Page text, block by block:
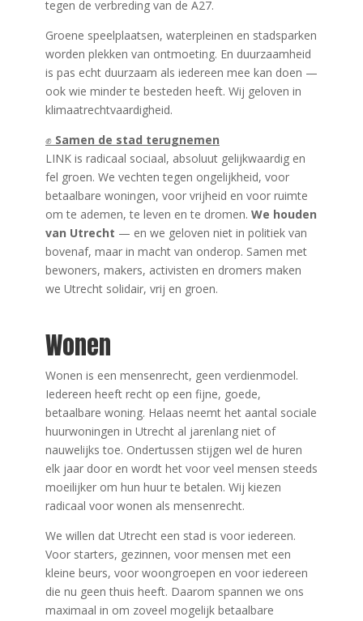
tegen de verbreding van de A27.
Groene speelplaatsen, waterpleinen en stadsparken
worden plekken van ontmoeting. En duurzaamheid
is pas echt duurzaam als iedereen mee kan doen —
ook wie minder te besteden heeft. Wij geloven in
klimaatrechtvaardigheid.
✊ Samen de stad terugnemen
LINK is radicaal sociaal, absoluut gelijkwaardig en
fel groen. We vechten tegen ongelijkheid, voor
betaalbare woningen, voor vrijheid en voor ruimte
om te ademen, te leven en te dromen. We houden
van Utrecht — en we geloven niet in politiek van
bovenaf, maar in macht van onderop. Samen met
bewoners, makers, activisten en dromers maken
we Utrecht solidair, vrij en groen.
Wonen
Wonen is een mensenrecht, geen verdienmodel.
Iedereen heeft recht op een fijne, goede,
betaalbare woning. Helaas neemt het aantal sociale
huurwoningen in Utrecht al jarenlang niet of
nauwelijks toe. Ondertussen stijgen wel de huren
elk jaar door en wordt het voor veel mensen steeds
moeilijker om hun huur te betalen. Wij kiezen
radicaal voor wonen als mensenrecht.
We willen dat Utrecht een stad is voor iedereen.
Voor starters, gezinnen, voor mensen met een
kleine beurs, voor woongroepen en voor iedereen
die nu geen thuis heeft. Daarom spannen we ons
maximaal in om zoveel mogelijk betaalbare